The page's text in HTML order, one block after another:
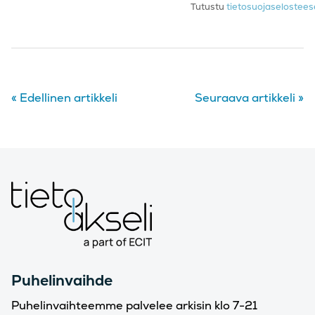
Tutustu
« Edellinen artikkeli Seuraava artikkeli »
Puhelinvaihde
Puhelinvaihteemme palvelee arkisin klo 7-21